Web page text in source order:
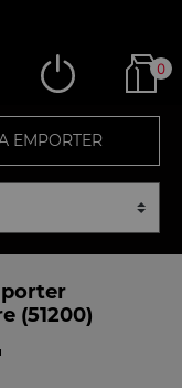
0
EMPORTER
(51200)